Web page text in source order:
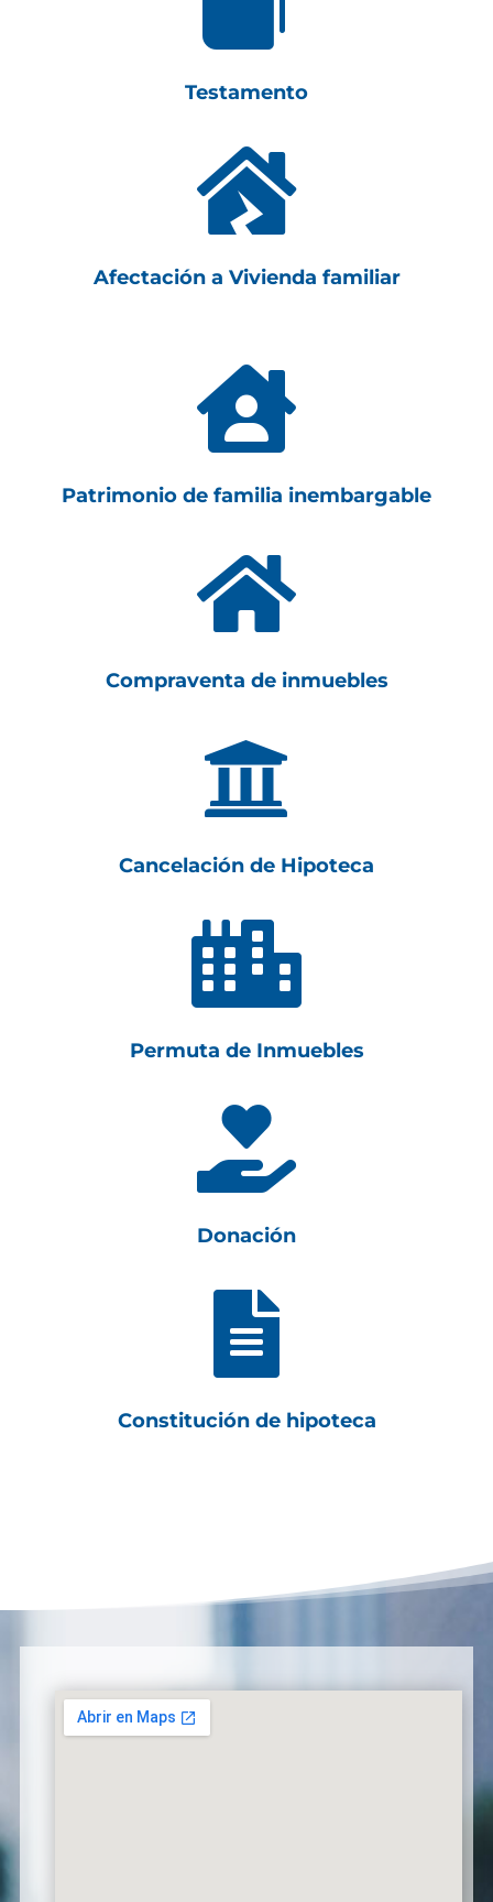
Testamento

Afectación a Vivienda familiar

Patrimonio de familia inembargable

Compraventa de inmuebles

Cancelación de Hipoteca

Permuta de Inmuebles

Donación

Constitución de hipoteca